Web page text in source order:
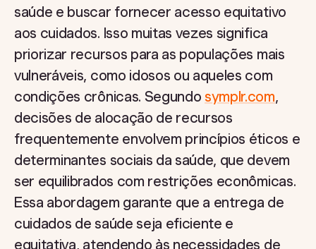
saúde e buscar fornecer acesso equitativo
aos cuidados. Isso muitas vezes significa
priorizar recursos para as populações mais
vulneráveis, como idosos ou aqueles com
condições crônicas. Segundo symplr.com,
decisões de alocação de recursos
frequentemente envolvem princípios éticos e
determinantes sociais da saúde, que devem
ser equilibrados com restrições econômicas.
Essa abordagem garante que a entrega de
cuidados de saúde seja eficiente e
equitativa, atendendo às necessidades de